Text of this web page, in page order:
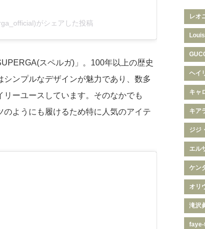
がシェアした投稿
スペルガ)」。100年以上の歴史
シンプルなデザインが魅力であり、数多
リーユースしています。そのなかでも
のようにも履けるため特に人気のアイテ
レオ
ヘイ
キャ
キア
ジジ
エル
ケン
オリ
滝沢